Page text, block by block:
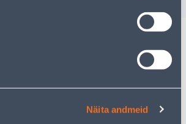
Näita andmeid